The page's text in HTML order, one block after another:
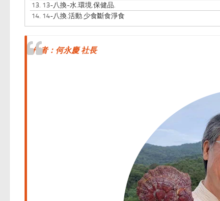
13. 13-八換-水.環境.保健品.
14. 14-八換.活動.少食斷食淨食
作者：何永慶 社長